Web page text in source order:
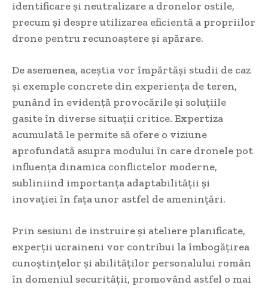
identificare și neutralizare a dronelor ostile,
precum și despre utilizarea eficientă a propriilor
drone pentru recunoaștere și apărare.
De asemenea, aceștia vor împărtăși studii de caz
și exemple concrete din experiența de teren,
punând în evidență provocările și soluțiile
gasite în diverse situații critice. Expertiza
acumulată le permite să ofere o viziune
aprofundată asupra modului în care dronele pot
influența dinamica conflictelor moderne,
subliniind importanța adaptabilității și
inovației în fața unor astfel de amenințări.
Prin sesiuni de instruire și ateliere planificate,
experții ucraineni vor contribui la îmbogățirea
cunoștințelor și abilităților personalului român
în domeniul securității, promovând astfel o mai